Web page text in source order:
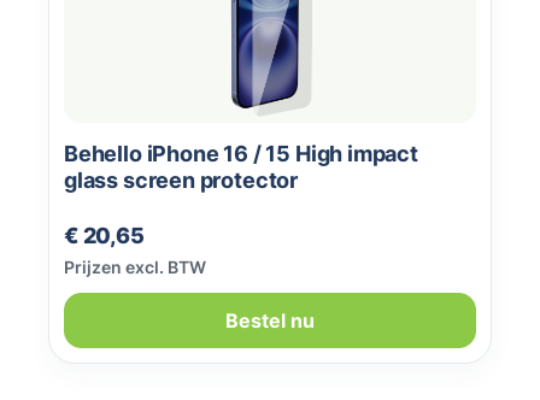
Behello iPhone 16 / 15 High impact
glass screen protector
Normale prijs:
€ 20,65
Prijzen excl. BTW
Bestel nu